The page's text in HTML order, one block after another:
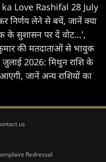
Love Rashifal 28 July
निर्णय लेने से बचें, जानें क्या
के सुशासन पर दें वोट...',
की मतदाताओं से भावुक
2026: मिथुन राशि के
आएगी, जानें अन्य राशियों का
us
Redressal